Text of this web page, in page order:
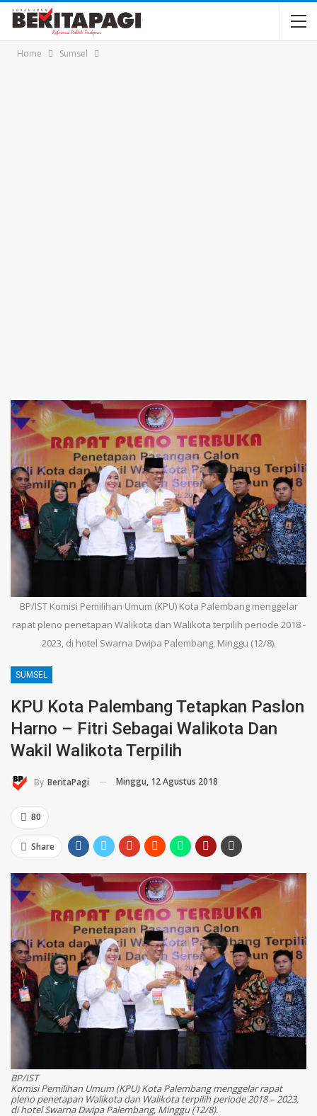
Home Sumsel
BP/IST Komisi Pemilihan Umum (KPU) Kota Palembang menggelar
rapat pleno penetapan Walikota dan Walikota terpilih periode 2018 -
2023, di hotel Swarna Dwipa Palembang, Minggu (12/8).
SUMSEL
KPU Kota Palembang Tetapkan Paslon
Harno – Fitri Sebagai Walikota Dan
Wakil Walikota Terpilih
By BeritaPagi Minggu, 12 Agustus 2018
80
Share
BP/IST
Komisi Pemilihan Umum (KPU) Kota Palembang menggelar rapat
pleno penetapan Walikota dan Walikota terpilih periode 2018 – 2023,
di hotel Swarna Dwipa Palembang, Minggu (12/8).